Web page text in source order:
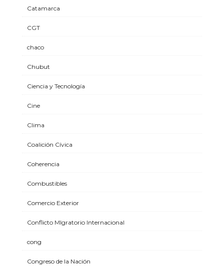
Catamarca
CGT
chaco
Chubut
Ciencia y Tecnología
Cine
Clima
Coalición Cívica
Coherencia
Combustibles
Comercio Exterior
Conflicto MIgratorio Internacional
cong
Congreso de la Nación